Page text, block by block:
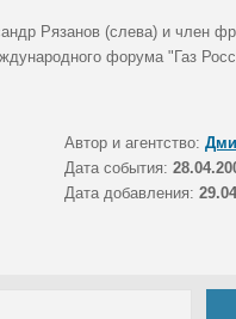
Рязанов (слева) и член
форума "Газ
Автор и агентство:
Дата события:
Дата добавления: